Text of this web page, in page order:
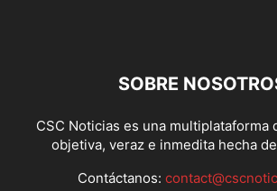
SOBRE
CSC Noticias es una multiplataforma
objetiva, veraz e inmedita hecha
Contáctanos: